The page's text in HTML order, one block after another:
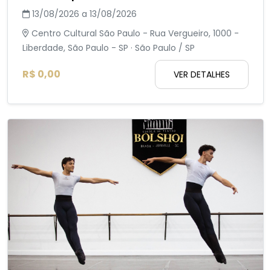
13/08/2026 a 13/08/2026
Centro Cultural São Paulo - Rua Vergueiro, 1000 -
Liberdade, São Paulo - SP · São Paulo / SP
R$ 0,00 VER DETALHES